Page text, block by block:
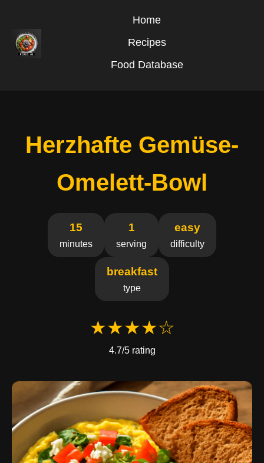
Home
Recipes
Food Database
Herzhafte Gemüse-
Omelett-Bowl
15
minutes
1
serving
easy
difficulty
breakfast
type
★★★★☆
4.7/5 rating